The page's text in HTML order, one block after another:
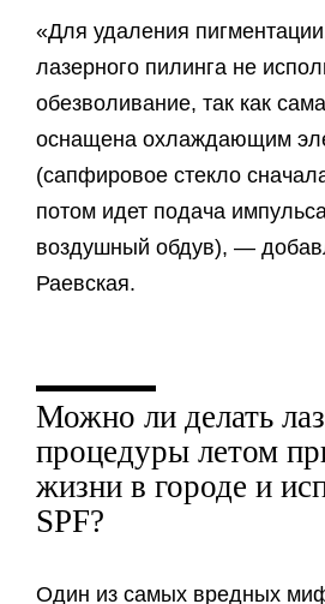
«Для удаления
лазерного пилинга не
обезволивание, так как
оснащена охлаждающим
(сапфировое стекло
потом идет подача
воздушный обдув), —
Раевская.
Можно ли делать
процедуры летом
жизни в городе и
SPF?
Один из самых вредных